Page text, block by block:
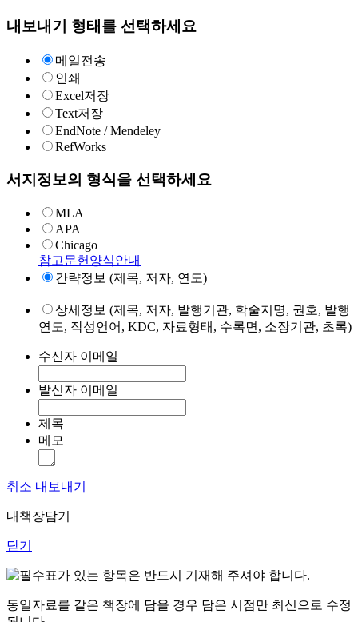
내보내기 형태를 선택하세요
메일전송
인쇄
Excel저장
Text저장
EndNote / Mendeley
RefWorks
서지정보의 형식을 선택하세요
MLA
APA
Chicago
참고문헌양식안내
간략정보 (제목, 저자, 연도)
상세정보 (제목, 저자, 발행기관, 학술지명, 권호, 발행
연도, 작성언어, KDC, 자료형태, 수록면, 소장기관, 초록)
수신자 이메일
발신자 이메일
제목
메모
취소 내보내기
내책장담기
닫기
표가 있는 항목은 반드시 기재해 주셔야 합니다.
동일자료를 같은 책장에 담을 경우 담은 시점만 최신으로 수정